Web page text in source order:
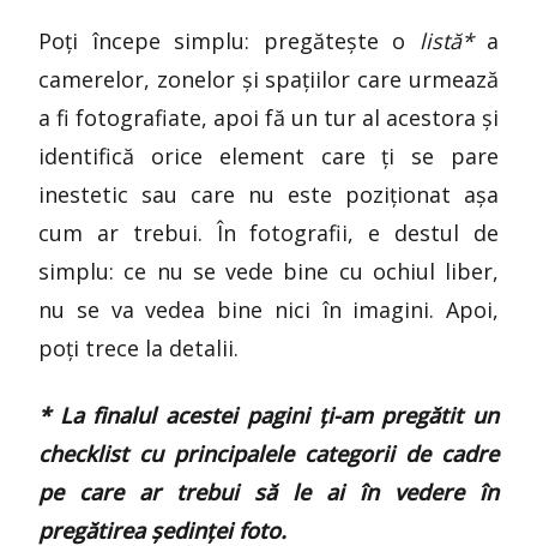
Poți începe simplu: pregătește o listă*a
camerelor, zonelor și spațiilor care urmează
a fi fotografiate, apoi fă un tur al acestora și
identifică orice element care ți se pare
inestetic sau care nu este poziționat așa
cum ar trebui. În fotografii, e destul de
simplu: ce nu se vede bine cu ochiul liber,
nu se va vedea bine nici în imagini. Apoi,
poți trece la detalii.
* La finalul acestei pagini ți-am pregătit un
checklist cu principalele categorii de cadre
pe care ar trebui să le ai în vedere în
pregătirea ședinței foto.